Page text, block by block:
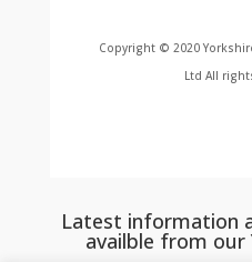
Copyright © 2020
Ltd All
Latest information
availble from our